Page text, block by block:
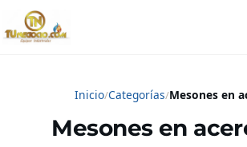
Inicio Categorías Mesones en
Mesones en